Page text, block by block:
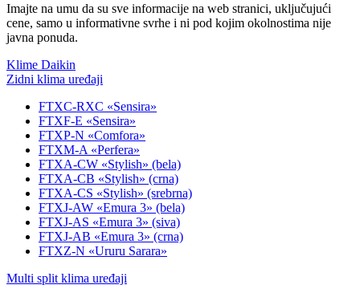
Imajte na umu da su sve informacije na web stranici, uključujući
cene, samo u informativne svrhe i ni pod kojim okolnostima nije
javna ponuda.
Klime Daikin
Zidni klima uređaji
FTXC-RXC «Sensira»
FTXF-E «Sensira»
FTXP-N «Comfora»
FTXM-A «Perfera»
FTXA-CW «Stylish» (bela)
FTXA-CB «Stylish» (crna)
FTXA-CS «Stylish» (srebrna)
FTXJ-AW «Emura 3» (bela)
FTXJ-AS «Emura 3» (siva)
FTXJ-AB «Emura 3» (crna)
FTXZ-N «Ururu Sarara»
Multi split klima uređaji